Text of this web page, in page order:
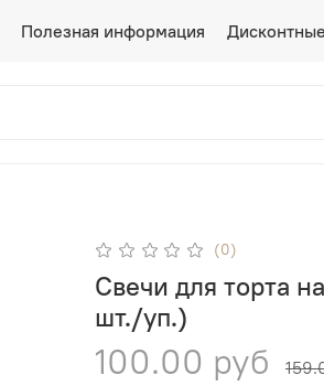
Полезная информация
(0)
Свечи для торта
шт./уп.)
100.00 руб